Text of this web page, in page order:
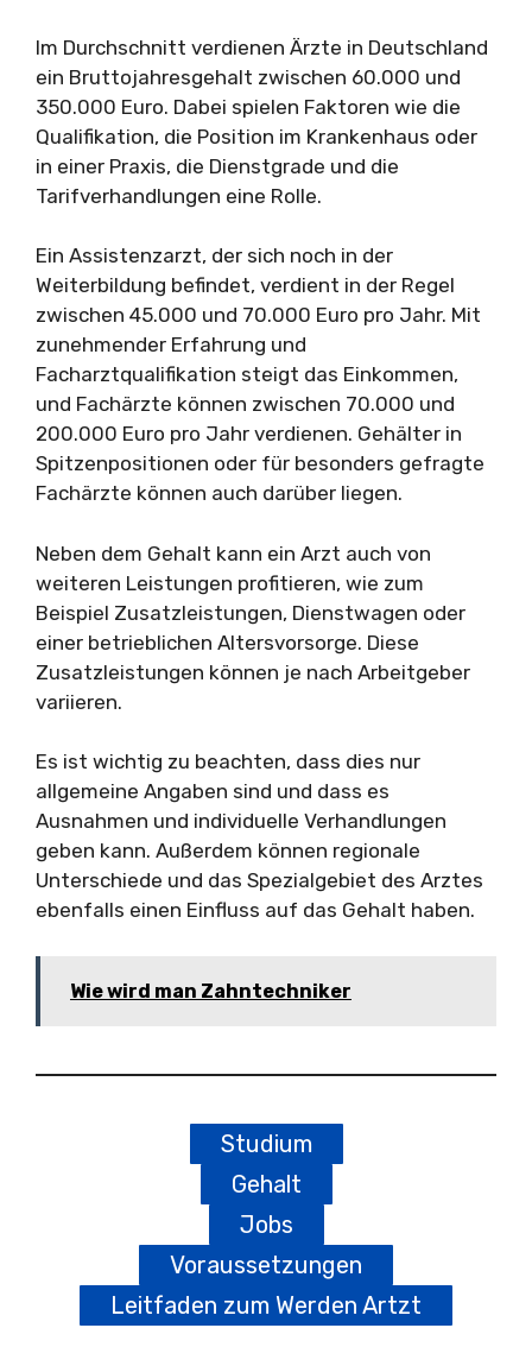
Im Durchschnitt verdienen Ärzte in Deutschland
ein Bruttojahresgehalt zwischen 60.000 und
350.000 Euro. Dabei spielen Faktoren wie die
Qualifikation, die Position im Krankenhaus oder
in einer Praxis, die Dienstgrade und die
Tarifverhandlungen eine Rolle.
Ein Assistenzarzt, der sich noch in der
Weiterbildung befindet, verdient in der Regel
zwischen 45.000 und 70.000 Euro pro Jahr. Mit
zunehmender Erfahrung und
Facharztqualifikation steigt das Einkommen,
und Fachärzte können zwischen 70.000 und
200.000 Euro pro Jahr verdienen. Gehälter in
Spitzenpositionen oder für besonders gefragte
Fachärzte können auch darüber liegen.
Neben dem Gehalt kann ein Arzt auch von
weiteren Leistungen profitieren, wie zum
Beispiel Zusatzleistungen, Dienstwagen oder
einer betrieblichen Altersvorsorge. Diese
Zusatzleistungen können je nach Arbeitgeber
variieren.
Es ist wichtig zu beachten, dass dies nur
allgemeine Angaben sind und dass es
Ausnahmen und individuelle Verhandlungen
geben kann. Außerdem können regionale
Unterschiede und das Spezialgebiet des Arztes
ebenfalls einen Einfluss auf das Gehalt haben.
Wie wird man Zahntechniker
Studium
Gehalt
Jobs
Voraussetzungen
Leitfaden zum Werden Artzt